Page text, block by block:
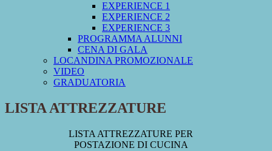
EXPERIENCE 1
EXPERIENCE 2
EXPERIENCE 3
PROGRAMMA ALUNNI
CENA DI GALA
LOCANDINA PROMOZIONALE
VIDEO
GRADUATORIA
LISTA ATTREZZATURE
LISTA ATTREZZATURE PER
POSTAZIONE DICUCINA